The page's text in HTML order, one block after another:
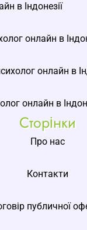
в Індонезії
онлайн в
онлайн в
онлайн в
Сторінки
Про нас
Контакти
публичної